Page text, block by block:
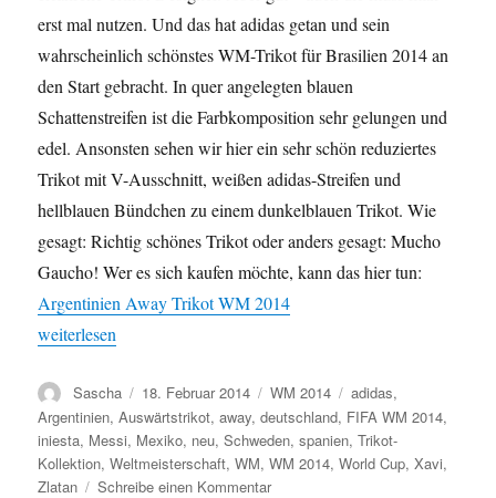
erst mal nutzen. Und das hat adidas getan und sein
wahrscheinlich schönstes WM-Trikot für Brasilien 2014 an
den Start gebracht. In quer angelegten blauen
Schattenstreifen ist die Farbkomposition sehr gelungen und
edel. Ansonsten sehen wir hier ein sehr schön reduziertes
Trikot mit V-Ausschnitt, weißen adidas-Streifen und
hellblauen Bündchen zu einem dunkelblauen Trikot. Wie
gesagt: Richtig schönes Trikot oder anders gesagt: Mucho
Gaucho! Wer es sich kaufen möchte, kann das hier tun:
Argentinien Away Trikot WM 2014
„Mucho Gaucho! Das neue Argentinien Away Trikot zur WM
weiterlesen
Autor
Sascha
Veröffentlicht
am
18. Februar 2014 Kategorien
WM 2014 Schlagwörter
adidas,
Argentinien,Auswärtstrikot,away,deutschland, FIFA WM 2014,
iniesta, Messi, Mexiko, neu,Schweden,spanien,Trikot-
Kollektion,Weltmeisterschaft,WM,WM 2014,World Cup,Xavi,
Zlatan
Schreibe einen Kommentarzu